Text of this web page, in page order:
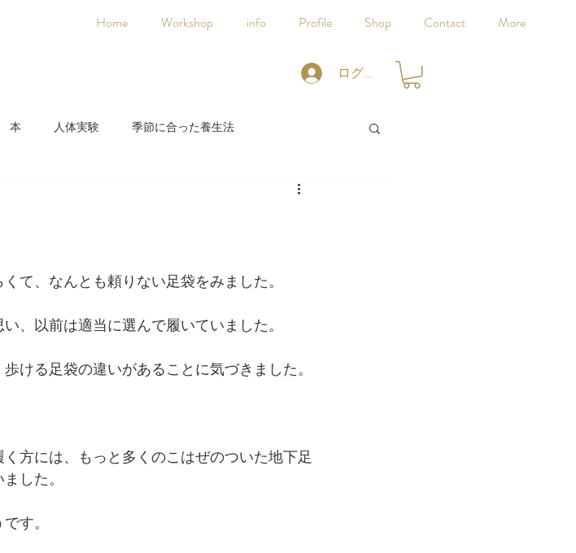
Home Workshop info Profile Shop Contact More
ログイン
本 人体実験 季節に合った養生法
て、なんとも頼りない足袋をみました。
、以前は適当に選んで履いていました。
ける足袋の違いがあることに気づきました。
方には、もっと多くのこはぜのついた地下足
した。
す。